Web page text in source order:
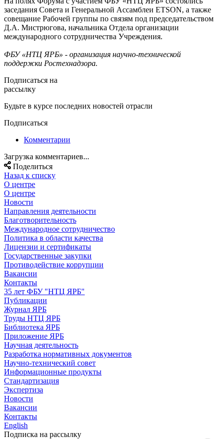
заседания Совета и Генеральной Ассамблеи ETSON, а также
совещание Рабочей группы по связям под председательством
Д.А. Мистрюгова, начальника Отдела организации
международного сотрудничества Учреждения.
ФБУ «НТЦ ЯРБ» - организация научно-технической
поддержки Ростехнадзора.
Подписаться на
рассылку
Будьте в курсе последних новостей отрасли
Подписаться
Комментарии
Загрузка комментариев...
Поделиться
Назад к списку
О центре
О центре
Новости
Направления деятельности
Благотворительность
Международное сотрудничество
Политика в области качества
Лицензии и сертификаты
Государственные закупки
Противодействие коррупции
Вакансии
Контакты
35 лет ФБУ "НТЦ ЯРБ"
Публикации
Журнал ЯРБ
Труды НТЦ ЯРБ
Библиотека ЯРБ
Приложение ЯРБ
Научная деятельность
Разработка нормативных документов
Научно-технический совет
Информационные продукты
Стандартизация
Экспертиза
Новости
Вакансии
Контакты
English
Подписка на рассылку